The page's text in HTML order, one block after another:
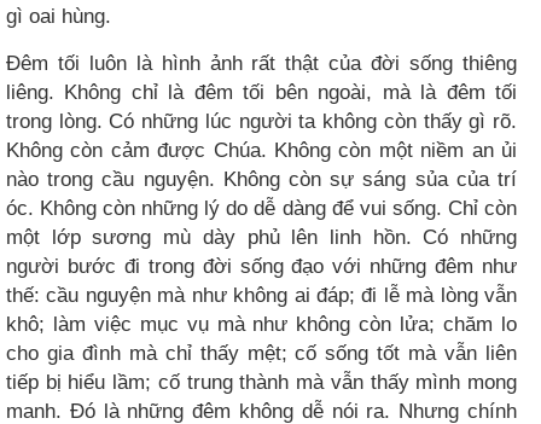
gì oai hùng.
Đêm tối luôn là hình ảnh rất thật của đời sống thiêng
liêng. Không chỉ là đêm tối bên ngoài, mà là đêm tối
trong lòng. Có những lúc người ta không còn thấy gì rõ.
Không còn cảm được Chúa. Không còn một niềm an ủi
nào trong cầu nguyện. Không còn sự sáng sủa của trí
óc. Không còn những lý do dễ dàng để vui sống. Chỉ còn
một lớp sương mù dày phủ lên linh hồn. Có những
người bước đi trong đời sống đạo với những đêm như
thế: cầu nguyện mà như không ai đáp; đi lễ mà lòng vẫn
khô; làm việc mục vụ mà như không còn lửa; chăm lo
cho gia đình mà chỉ thấy mệt; cố sống tốt mà vẫn liên
tiếp bị hiểu lầm; cố trung thành mà vẫn thấy mình mong
manh. Đó là những đêm không dễ nói ra. Nhưng chính